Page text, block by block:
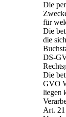
Die
für
Die
die
DS-
Die
GVO
liegen
Art.